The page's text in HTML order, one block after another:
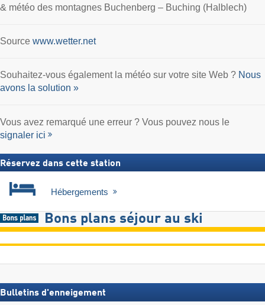
& météo des montagnes Buchenberg – Buching (Halblech)
Source www.wetter.net
Souhaitez-vous également la météo sur votre site Web ? Nous
avons la solution »
Vous avez remarqué une erreur ? Vous pouvez nous le
signaler ici
Réservez dans cette station
Hébergements
Bons plans séjour au ski
Bulletins d'enneigement